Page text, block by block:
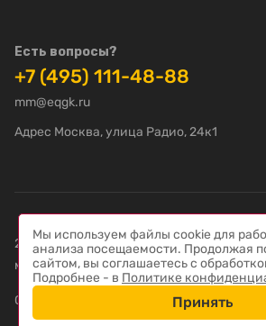
Есть вопросы?
+7 (495) 111-48-88
mm@eqgk.ru
Адрес Москва, улица Радио, 24к1
2022-2026 © "ЭКЬЮ Мультимедиа" –
мультимедийных решений
Создание сайта — компания «Пиксель
Мы используем файлы cookie для
анализа посещаемости. Продолжая
сайтом, вы соглашаетесь с
Подробнее - в Политике
Принять